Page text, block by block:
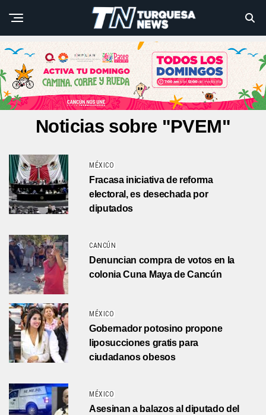
Noticias sobre "PVEM"
MÉXICO
Fracasa iniciativa de reforma
electoral, es desechada por
diputados
CANCÚN
Denuncian compra de votos en la
colonia Cuna Maya de Cancún
MÉXICO
Gobernador potosino propone
liposucciones gratis para
ciudadanos obesos
MÉXICO
Asesinan a balazos al diputado del